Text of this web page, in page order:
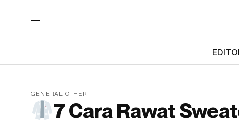
GENERAL OTHER
7 Cara Rawat